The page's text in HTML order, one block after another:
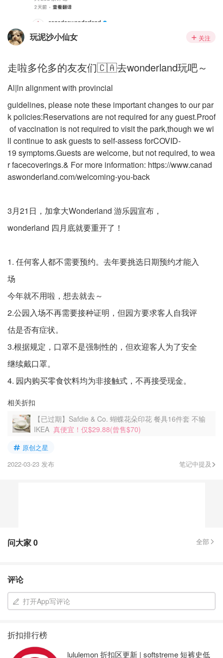
玩泥沙小仙女 关注
走啦多伦多的友友们🇨🇦去wonderland玩吧～
Al|ln alignment with provincial
guidelines, please note these important changes to our par
k policies:Reservations are not required for any guest.Proof
of vaccination is not required to visit the park,though we wi
ll continue to ask guests to self-assess forCOVID-
19 symptoms.Guests are welcome, but not required, to wea
r facecoverings.& For more information: https://www.canad
aswonderland.com/welcoming-you-back
3月21日，加拿大Wonderland 游乐园宣布，
wonderland 四月底就要重开了！
1. 任何客人都不需要预约。去年要挑选日期预约才能入
场
今年就不用啦，想去就去～
2.公园入场不再需要接种证明，但园方要求客人自我评
估是否有症状。
3.根据规定，口罩不是强制性的，但欢迎客人为了安全
继续戴口罩。
4. 园内购买零食饮料均为非接触式，不再接受现金。
相关折扣
【已过期】Safdie & Co. 蝴蝶花朵印花 餐具16件套 不输
IKEA 真便宜！仅$29.88(曾售$70)
原创之星
2022-03-23 发布
笔记中提及
问大家0 全部
评论
打开App写评论
折扣排行榜
lululemon 折扣区更新 | softstreme 短裤史低